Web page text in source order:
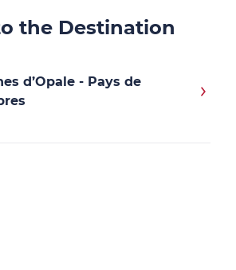
the Destination
d’Opale - Pays de